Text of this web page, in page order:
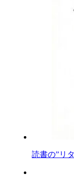
読書の”リ